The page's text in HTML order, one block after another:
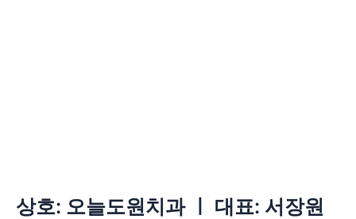
상호: 오늘도원치과 ㅣ 대표: 서장원